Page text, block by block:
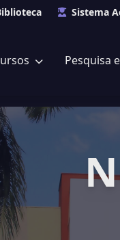
Sistema
Pesquisa